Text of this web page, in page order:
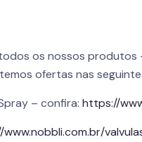
os nossos
ofertas nas
– confira:https://